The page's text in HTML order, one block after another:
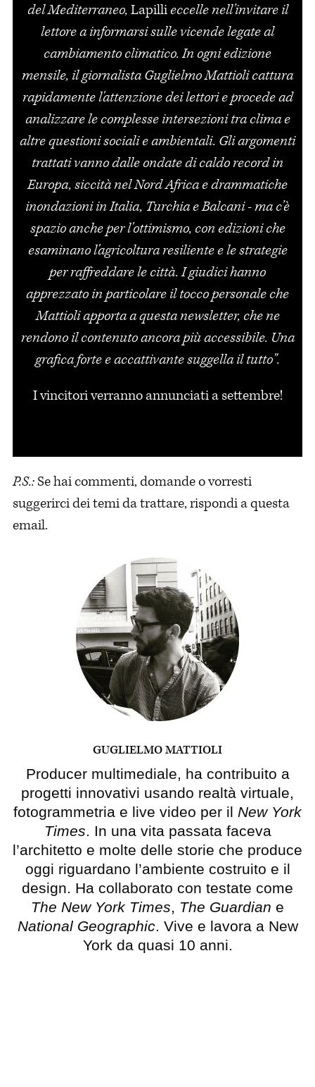
del Mediterraneo,Lapillieccelle nell’invitare il
lettore a informarsi sulle vicende legate al
cambiamento climatico. In ogni edizione
mensile, il giornalista Guglielmo Mattioli cattura
rapidamente l'attenzione dei lettori e procede ad
analizzare le complesse intersezioni tra clima e
altre questioni sociali e ambientali. Gli argomenti
trattati vanno dalle ondate di caldo record in
Europa, siccità nel Nord Africa e drammatiche
inondazioni in Italia, Turchia e Balcani - ma c’è
spazio anche per l'ottimismo, con edizioni che
esaminano l'agricoltura resiliente e le strategie
per raffreddare le città. I giudici hanno
apprezzato in particolare il tocco personale che
Mattioli apporta a questa newsletter, che ne
rendono il contenuto ancora più accessibile. Una
grafica forte e accattivante suggella il tutto".
I vincitori verranno annunciati a settembre!
P.S.:Se hai commenti, domande o vorresti
suggerirci dei temi da trattare, rispondi a questa
email.
GUGLIELMO MATTIOLI
Producer multimediale, ha contribuito a
progetti innovativi usando realtà virtuale,
fotogrammetria e live video per il New York
Times. In una vita passata faceva
l’architetto e molte delle storie che produce
oggi riguardano l’ambiente costruito e il
design. Ha collaborato con testate come
The New York Times, The Guardian e
National Geographic. Vive e lavora a New
York da quasi 10 anni.